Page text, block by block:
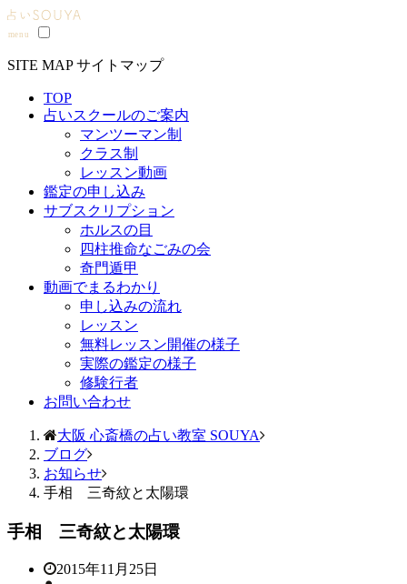
SITE MAPサイトマップ
TOP
占いスクールのご案内
マンツーマン制
クラス制
レッスン動画
鑑定の申し込み
サブスクリプション
ホルスの目
四柱推命なごみの会
奇門遁甲
動画でまるわかり
申し込みの流れ
レッスン
無料レッスン開催の様子
実際の鑑定の様子
修験行者
お問い合わせ
大阪 心斎橋の占い教室 SOUYA
ブログ
お知らせ
手相 三奇紋と太陽環
手相 三奇紋と太陽環
2015年11月25日